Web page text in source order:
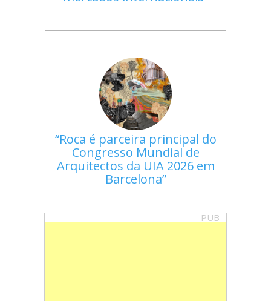
Roca é parceira principal do
Congresso Mundial de
Arquitectos da UIA 2026 em
Barcelona
PUB